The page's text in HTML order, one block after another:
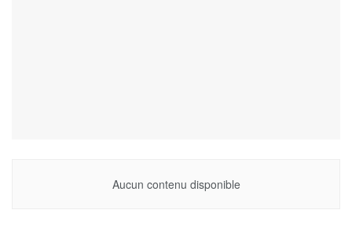
Aucun contenu disponible